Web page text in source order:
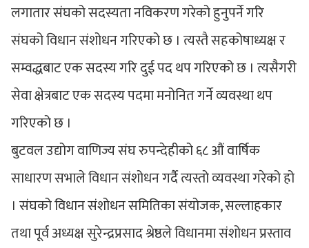
लगातार संघको सदस्यता नविकरण गरेको हुनुपर्ने गरि
संघको विधान संशोधन गरिएको छ । त्यस्तै सहकोषाध्यक्ष र
सम्वद्धबाट एक सदस्य गरि दुई पद थप गरिएको छ । त्यसैगरी
सेवा क्षेत्रबाट एक सदस्य पदमा मनोनित गर्ने व्यवस्था थप
गरिएको छ ।
बुटवल उद्योग वाणिज्य संघ रुपन्देहीको ६८ औं वार्षिक
साधारण सभाले विधान संशोधन गर्दै त्यस्तो व्यवस्था गरेको हो
। संघको विधान संशोधन समितिका संयोजक, सल्लाहकार
तथा पूर्व अध्यक्ष सुरेन्द्रप्रसाद श्रेष्ठले विधानमा संशोधन प्रस्ताव